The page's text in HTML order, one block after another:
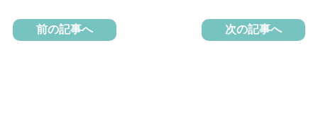
前の記事へ 次の記事へ